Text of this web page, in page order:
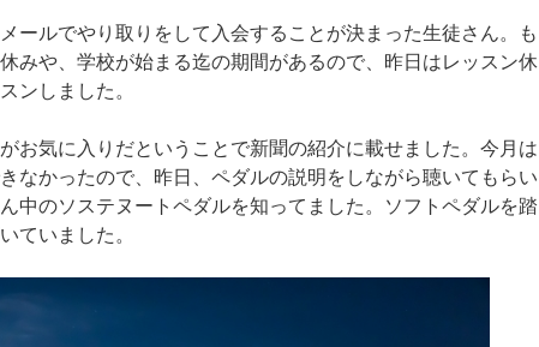
ールでやり取りをして入会することが決まった生徒さん。も
みや、学校が始まる迄の期間があるので、昨日はレッスン休
ンしました。
お気に入りだということで新聞の紹介に載せました。今月は
なかったので、昨日、ペダルの説明をしながら聴いてもらい
中のソステヌートペダルを知ってました。ソフトペダルを踏
ていました。